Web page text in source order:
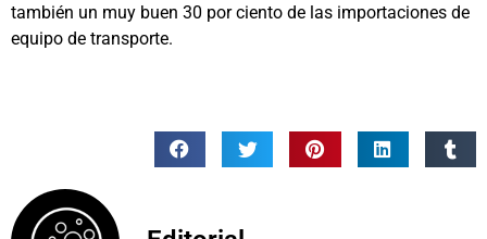
también un muy buen 30 por ciento de las importaciones de
equipo de transporte.